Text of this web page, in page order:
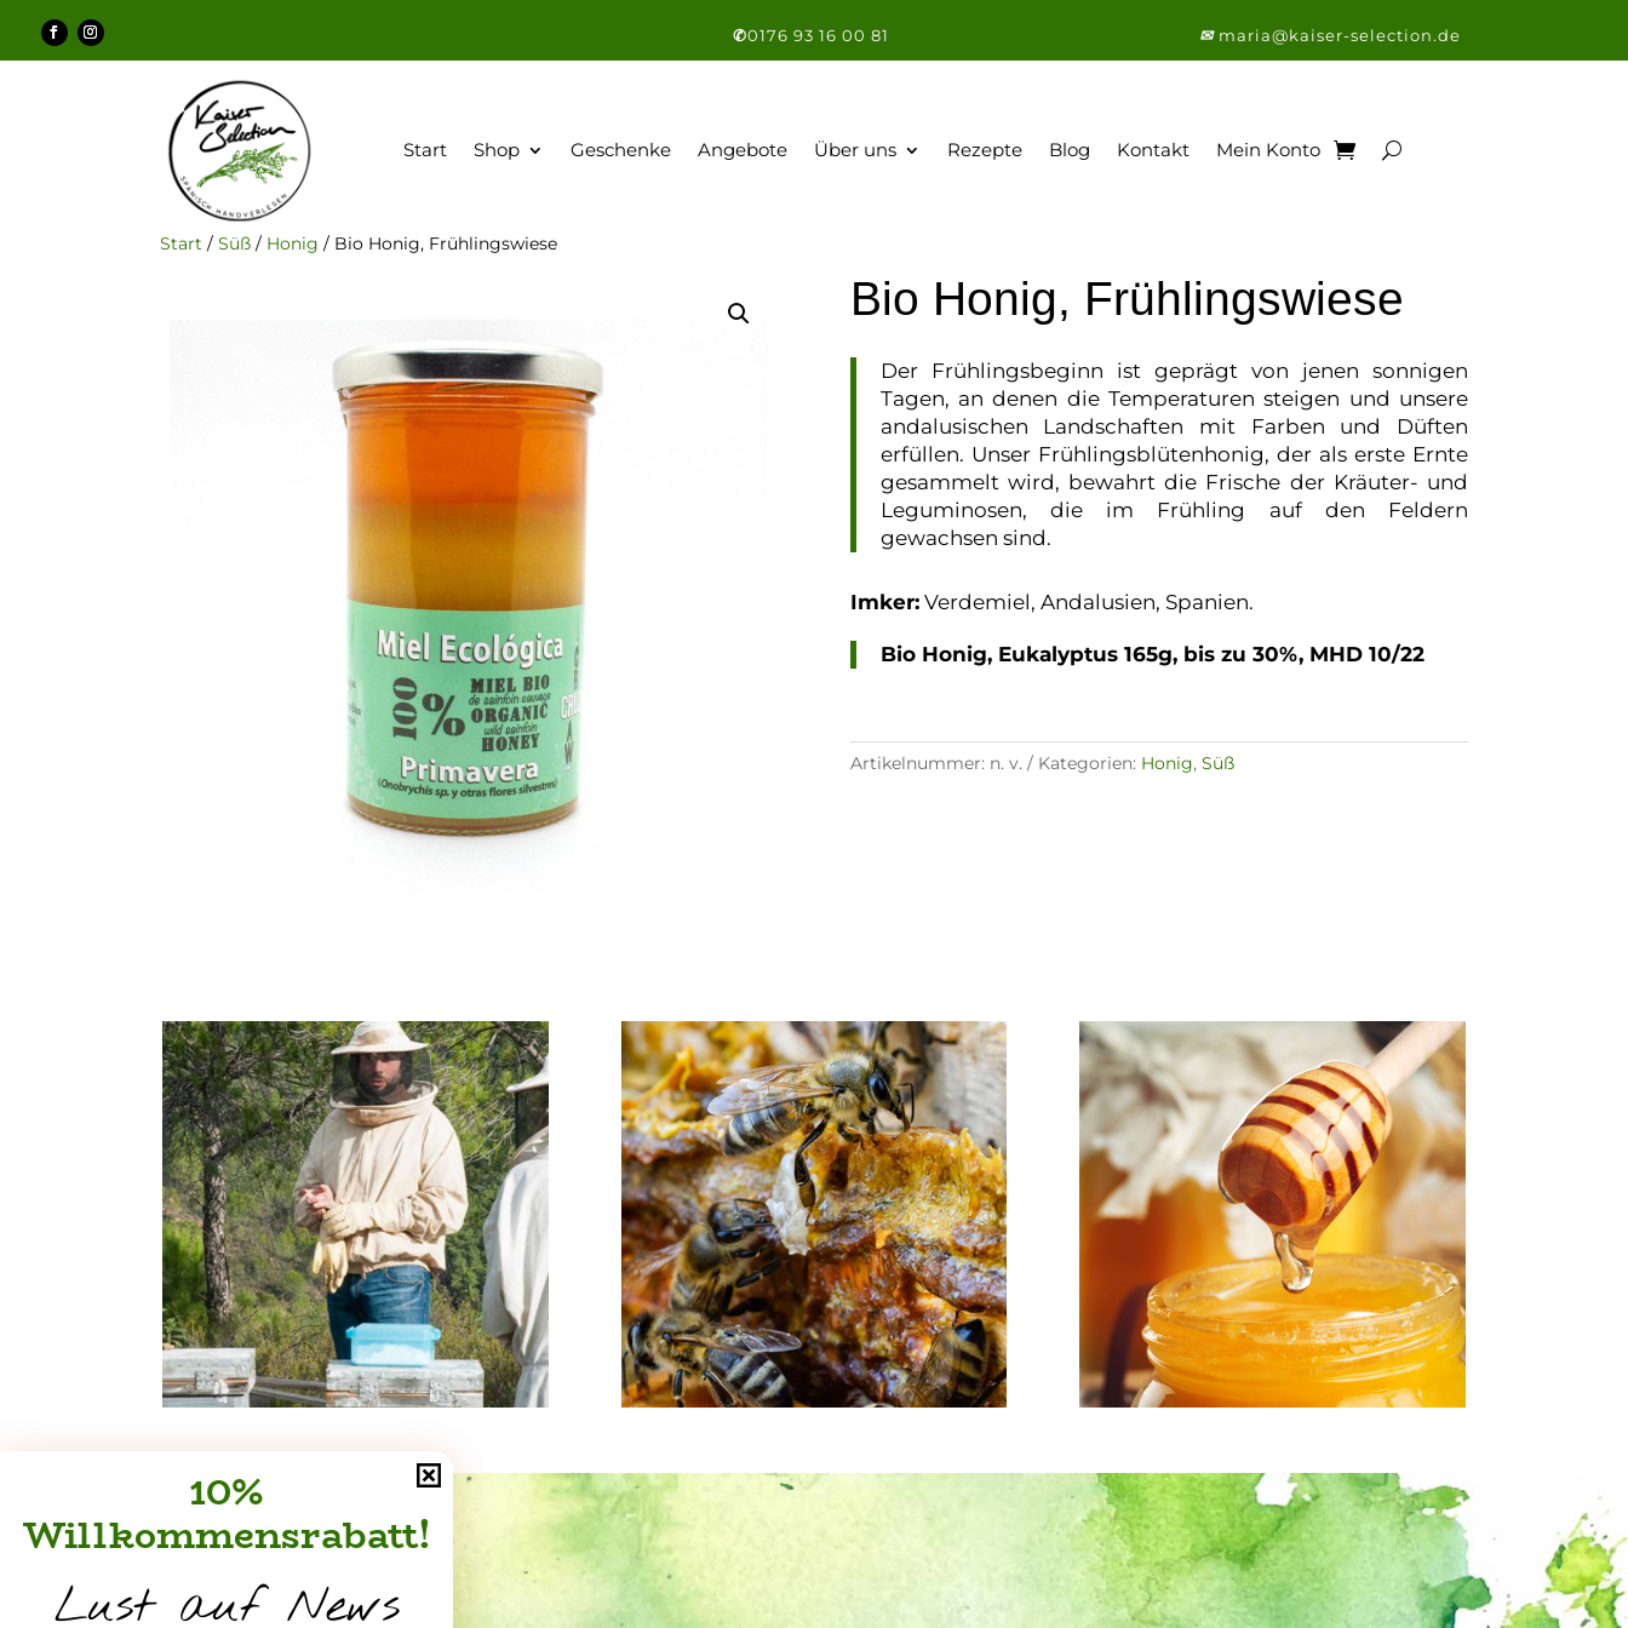
✆0176 93 16 00 81 ✉ maria@kaiser-selection.de
Start Shop Geschenke Angebote Über uns Rezepte Blog Kontakt Mein Konto
Start / Süß / Honig / Bio Honig, Frühlingswiese
Bio Honig, Frühlingswiese
Der Frühlingsbeginn ist geprägt von jenen sonnigen
Tagen, an denen die Temperaturen steigen und unsere
andalusischen Landschaften mit Farben und Düften
erfüllen. Unser Frühlingsblütenhonig, der als erste Ernte
gesammelt wird, bewahrt die Frische der Kräuter- und
Leguminosen, die im Frühling auf den Feldern
gewachsen sind.
Imker:Verdemiel, Andalusien, Spanien.
Bio Honig, Eukalyptus 165g, bis zu 30%, MHD 10/22
Artikelnummer: n. v. Kategorien: Honig, Süß
10%
Willkommensrabatt!
Lust auf News